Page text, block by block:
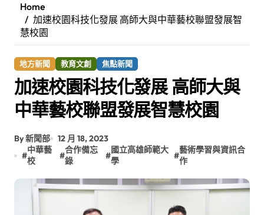
Home
加速校園科技化發展 高師大與中華藝校聯盟發展智
慧校園
地方新聞 教育文創 焦點新聞
加速校園科技化發展 高師大與
中華藝校聯盟發展智慧校園
By 新聞部
12 月 18, 2023
#
中華藝
校
#
合作備忘
錄
#
國立高雄師範大
學
#
藝術學習與資訊合
作